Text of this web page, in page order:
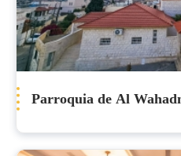
Parroquia de Al